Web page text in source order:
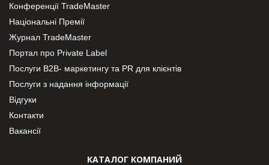
Конференції TradeMaster
Національні Премії
Журнал TradeMaster
Портал про Private Label
Послуги В2В- маркетингу та PR для клієнтів
Послуги з надання інформації
Відгуки
Контакти
Вакансії
КАТАЛОГ КОМПАНИЙ